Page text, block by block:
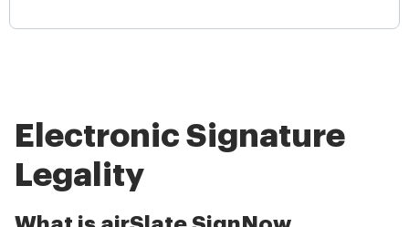
Electronic Signature
Legality